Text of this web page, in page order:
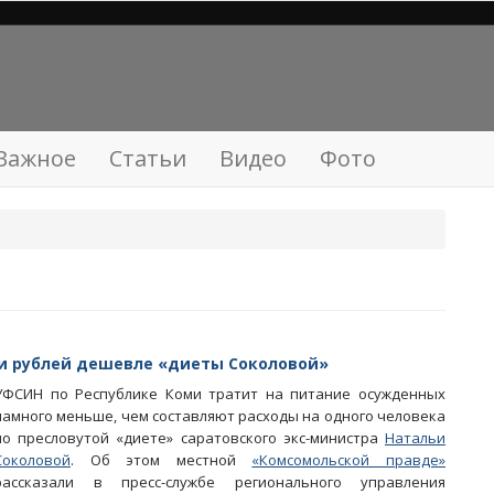
Статьи Видео Фото
рублей дешевле «диеты Соколовой»
по Республике Коми тратит на питание осужденных
меньше, чем составляют расходы на одного человека
пресловутой «диете» саратовского экс-министра Натальи
. Об этом местной «Комсомольской правде»
в пресс-службе регионального управления